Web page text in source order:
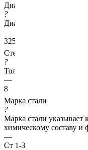
Диаметр трубы, мм
?
Диаметр основной трубы
—
325
Стенка трубы, мм
?
Толщина стенки
—
8
Марка стали
?
Марка стали указывает
химическому составу и
—
Ст 1-3